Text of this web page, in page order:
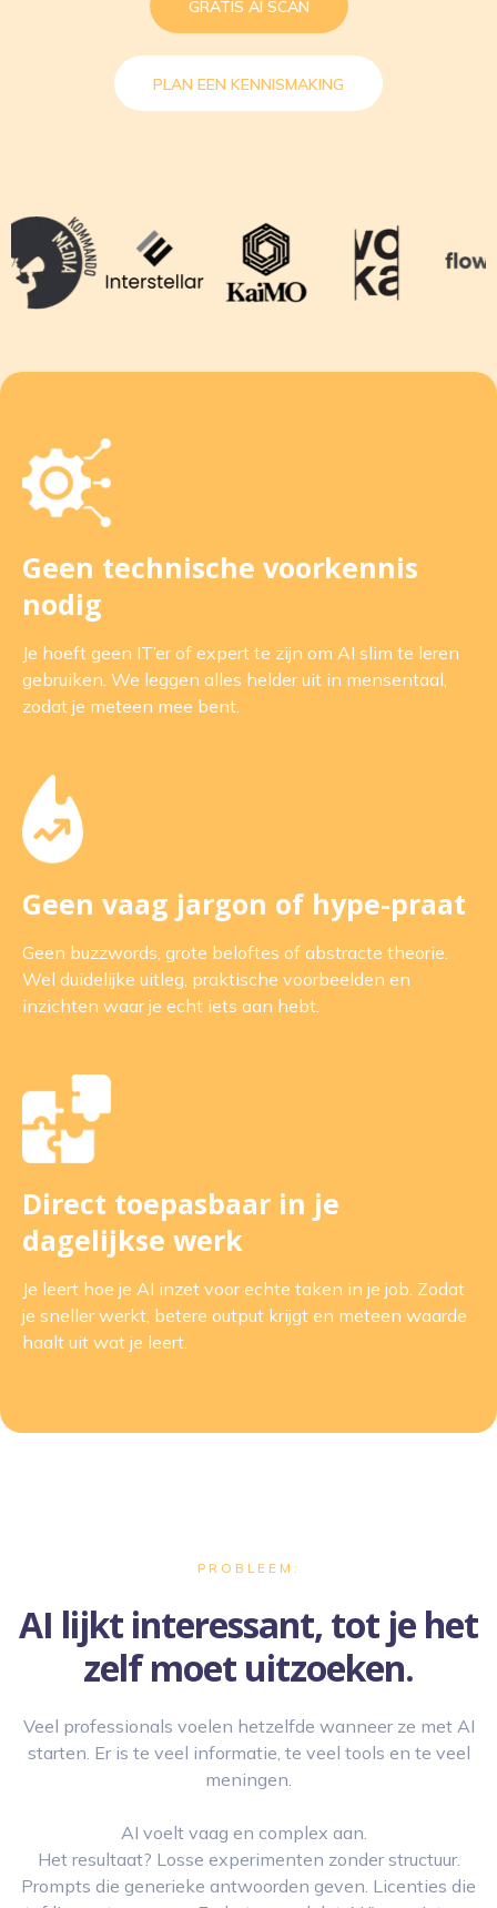
GRATIS AI SCAN
PLAN EEN KENNISMAKING
Geen technische voorkennis
nodig
Je hoeft geen IT’er of expert te zijn om AI slim te leren
gebruiken. We leggen alles helder uit in mensentaal,
zodat je meteen mee bent.
Geen vaag jargon of hype-praat
Geen buzzwords, grote beloftes of abstracte theorie.
Wel duidelijke uitleg, praktische voorbeelden en
inzichten waar je echt iets aan hebt.
Direct toepasbaar in je
dagelijkse werk
Je leert hoe je AI inzet voor echte taken in je job. Zodat
je sneller werkt, betere output krijgt en meteen waarde
haalt uit wat je leert.
PROBLEEM:
AI lijkt interessant, tot je het
zelf moet uitzoeken.
Veel professionals voelen hetzelfde wanneer ze met AI
starten. Er is te veel informatie, te veel tools en te veel
meningen.
AI voelt vaag en complex aan.
Het resultaat? Losse experimenten zonder structuur.
Prompts die generieke antwoorden geven. Licenties die